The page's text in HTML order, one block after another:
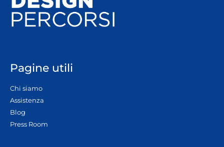
Pagine utili
Chi siamo
Assistenza
Blog
Press Room